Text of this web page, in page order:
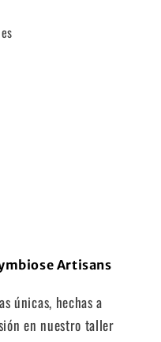
Artisans
únicas, hechas a
en nuestro taller